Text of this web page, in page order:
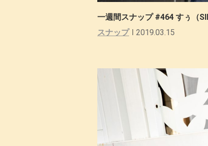
一週間スナップ #464 すぅ（
スナップ
2019.03.15